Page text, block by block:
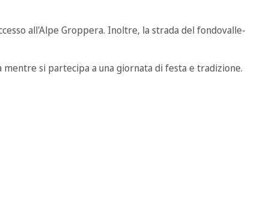
all'Alpe Groppera. Inoltre, la strada del fondovalle-
si partecipa a una giornata di festa e tradizione.